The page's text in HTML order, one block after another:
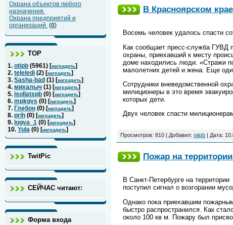
Охрана объектов любого
назначения.
Охрана предприятий и
организаций. (0)
ТОР
1. otipb (5961) [наградить]
2. teleledi (2) [наградить]
3. Sasha-bad (1) [наградить]
4. михалыч (1) [наградить]
5. isollatspb (0) [наградить]
6. mpkgvs (0) [наградить]
7. Глебон (0) [наградить]
8. prih (0) [наградить]
9. logva_1 (0) [наградить]
10. Yula (0) [наградить]
TwitPic
СЕЙЧАС читают:
Форма входа
В Красноярском
Восемь человек удалось спасти
Как сообщает пресс-служба ГУВД
охраны, приехавший к месту
доме находились люди. «Стражи
малолетних детей и жена. Еще
Сотрудники вневедомственной
милиционеры в это время
которых дети.
Двух человек спасти
Просмотров: 810 | Добавил: otipb | Дата:
Пожар на
В Санкт-Петербурге на
поступил сигнал о возгорании
Однако пока приехавшим
быстро распространился. Как
около 100 кв м. Пожару был